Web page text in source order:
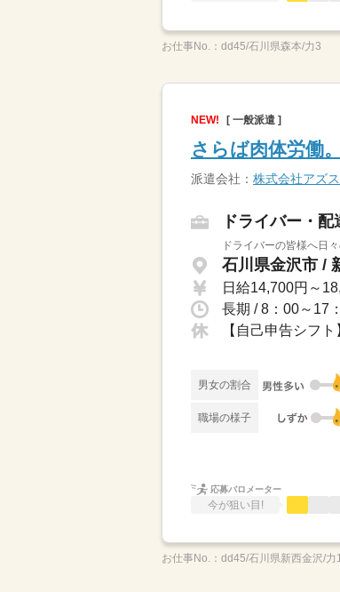
お仕事No.： dd45/石川県森本/力3
NEW! [ 一般派遣 ]
さらば肉体労働
派遣会社： 株式会社アズ
ドライバー・
ドライバーの皆様へ日
石川県金沢市 /
日給14,700円～
長期 / 8：00～17
【自己申告シフ
男女の割合
職場の様子
応募バロメーター
今が狙い目!
お仕事No.： dd45/石川県新西金沢/力